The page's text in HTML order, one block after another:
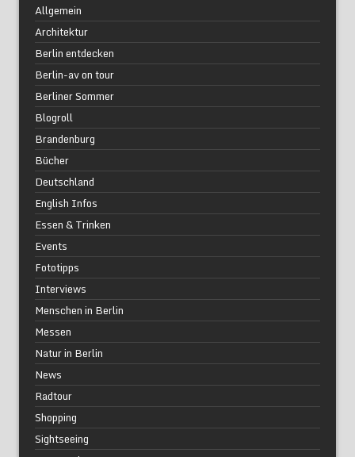
Allgemein
Architektur
Berlin entdecken
Berlin-av on tour
Berliner Sommer
Blogroll
Brandenburg
Bücher
Deutschland
English Infos
Essen & Trinken
Events
Fototipps
Interviews
Menschen in Berlin
Messen
Natur in Berlin
News
Radtour
Shopping
Sightseeing